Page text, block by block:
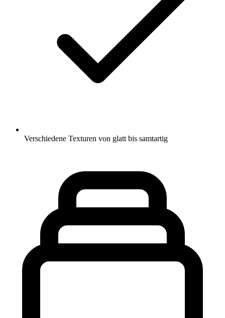
Verschiedene Texturen von glatt bis samtartig